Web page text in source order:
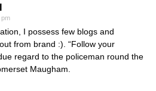
pm
I possess few blogs and
from brand :). “Follow your
regard to the policeman round the
Maugham.